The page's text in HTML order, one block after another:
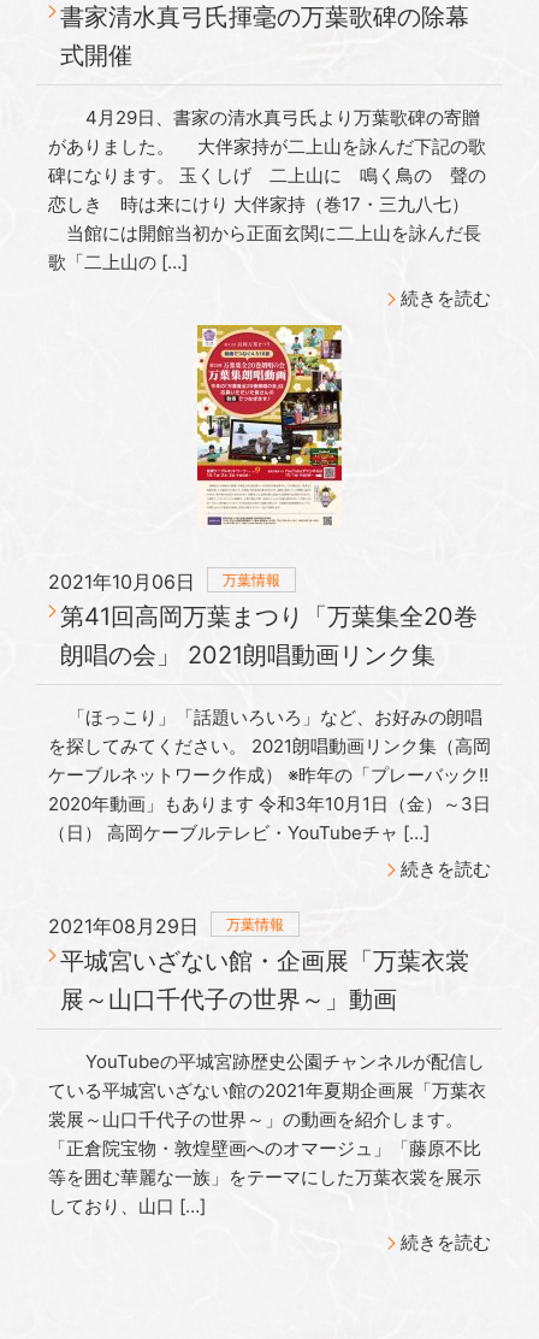
書家清水真弓氏揮毫の万葉歌碑の除幕
式開催
4月29日、書家の清水真弓氏より万葉歌碑の寄贈
がありました。 大伴家持が二上山を詠んだ下記の歌
碑になります。 玉くしげ 二上山に 鳴く鳥の 聲の
恋しき 時は来にけり 大伴家持（巻17・三九八七）
当館には開館当初から正面玄関に二上山を詠んだ長
歌「二上山の […]
続きを読む
2021年10月06日 万葉情報
第41回高岡万葉まつり「万葉集全20巻
朗唱の会」 2021朗唱動画リンク集
「ほっこり」「話題いろいろ」など、お好みの朗唱
を探してみてください。 2021朗唱動画リンク集（高岡
ケーブルネットワーク作成） ※昨年の「プレーバック!!
2020年動画」もあります 令和3年10月1日（金）～3日
（日） 高岡ケーブルテレビ・YouTubeチャ […]
続きを読む
2021年08月29日 万葉情報
平城宮いざない館・企画展「万葉衣裳
展～山口千代子の世界～」動画
YouTubeの平城宮跡歴史公園チャンネルが配信し
ている平城宮いざない館の2021年夏期企画展「万葉衣
裳展～山口千代子の世界～」の動画を紹介します。
「正倉院宝物・敦煌壁画へのオマージュ」「藤原不比
等を囲む華麗な一族」をテーマにした万葉衣裳を展示
しており、山口 […]
続きを読む